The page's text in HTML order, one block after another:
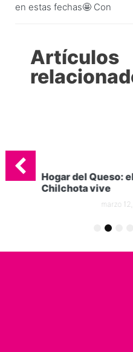
en estas fechas🤩 Con
Artículos
todo
5 tipos
en tu cocina
5